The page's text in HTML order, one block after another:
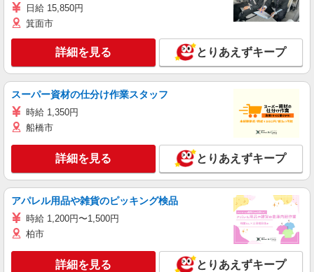
日給 15,850円
箕面市
詳細を見る とりあえずキープ
スーパー資材の仕分け作業スタッフ
時給 1,350円
船橋市
詳細を見る とりあえずキープ
アパレル用品や雑貨のピッキング検品
時給 1,200円〜1,500円
柏市
詳細を見る とりあえずキープ